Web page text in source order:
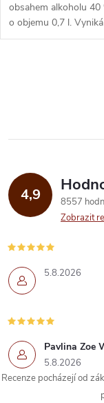
obsahem alkoholu 40
o objemu 0,7 l.
malinovou vůní a
l
d
a
c
í
p
r
v
k
4,9
8557
Zobrazit
5.8.2026
Pavlina Zoe
5.8.2026
Recenze pocházejí od